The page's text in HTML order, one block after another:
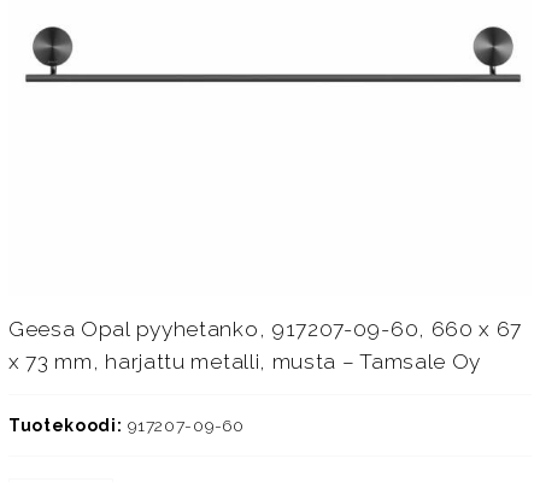
Geesa Opal pyyhetanko, 917207-09-60, 660 x 67
x 73 mm, harjattu metalli, musta – Tamsale Oy
Tuotekoodi: 917207-09-60